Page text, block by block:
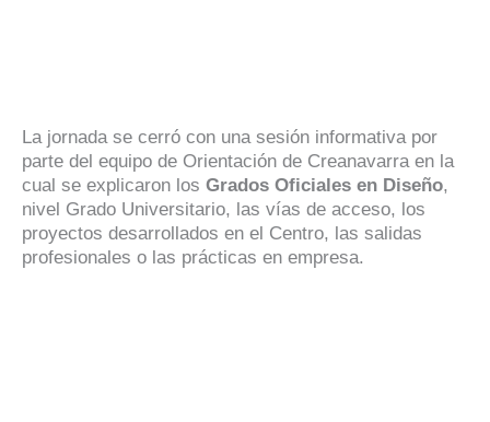
La jornada se cerró con una sesión informativa por
parte del equipo de Orientación de Creanavarra en la
cual se explicaron los Grados Oficiales en Diseño,
nivel Grado Universitario, las vías de acceso, los
proyectos desarrollados en el Centro, las salidas
profesionales o las prácticas en empresa.